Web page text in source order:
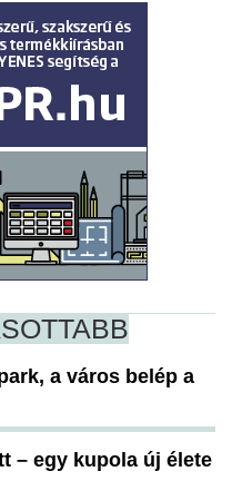
a város belép a
– egy kupola új élete